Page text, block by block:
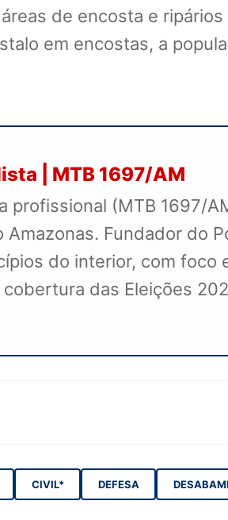
de encosta e
em encostas, a
| MTB 1697/AM
profissional (MTB 1697/
Fundador do
do interior, com
das Eleições
CIVIL* DEFESA